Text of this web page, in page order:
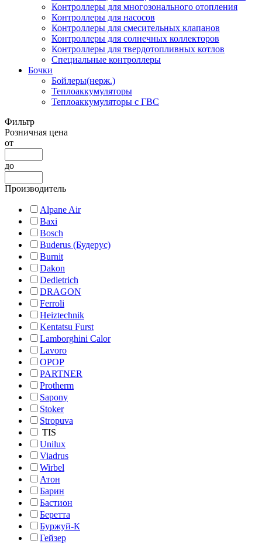
Контроллеры для многозонального отопления
Контроллеры для насосов
Контроллеры для смесительных клапанов
Контроллеры для солнечных коллекторов
Контроллеры для твердотопливных котлов
Специальные контроллеры
Бочки
Бойлеры(нерж.)
Теплоаккумуляторы
Теплоаккумуляторы с ГВС
Фильтр
Розничная цена
от
до
Производитель
Alpane Air
Baxi
Bosch
Buderus (Будерус)
Burnit
Dakon
Dedietrich
DRAGON
Ferroli
Heiztechnik
Kentatsu Furst
Lamborghini Calor
Lavoro
OPOP
PARTNER
Protherm
Sapony
Stoker
Stropuva
TIS
Unilux
Viadrus
Wirbel
Атон
Барин
Бастион
Беретта
Буржуй-К
Гейзер